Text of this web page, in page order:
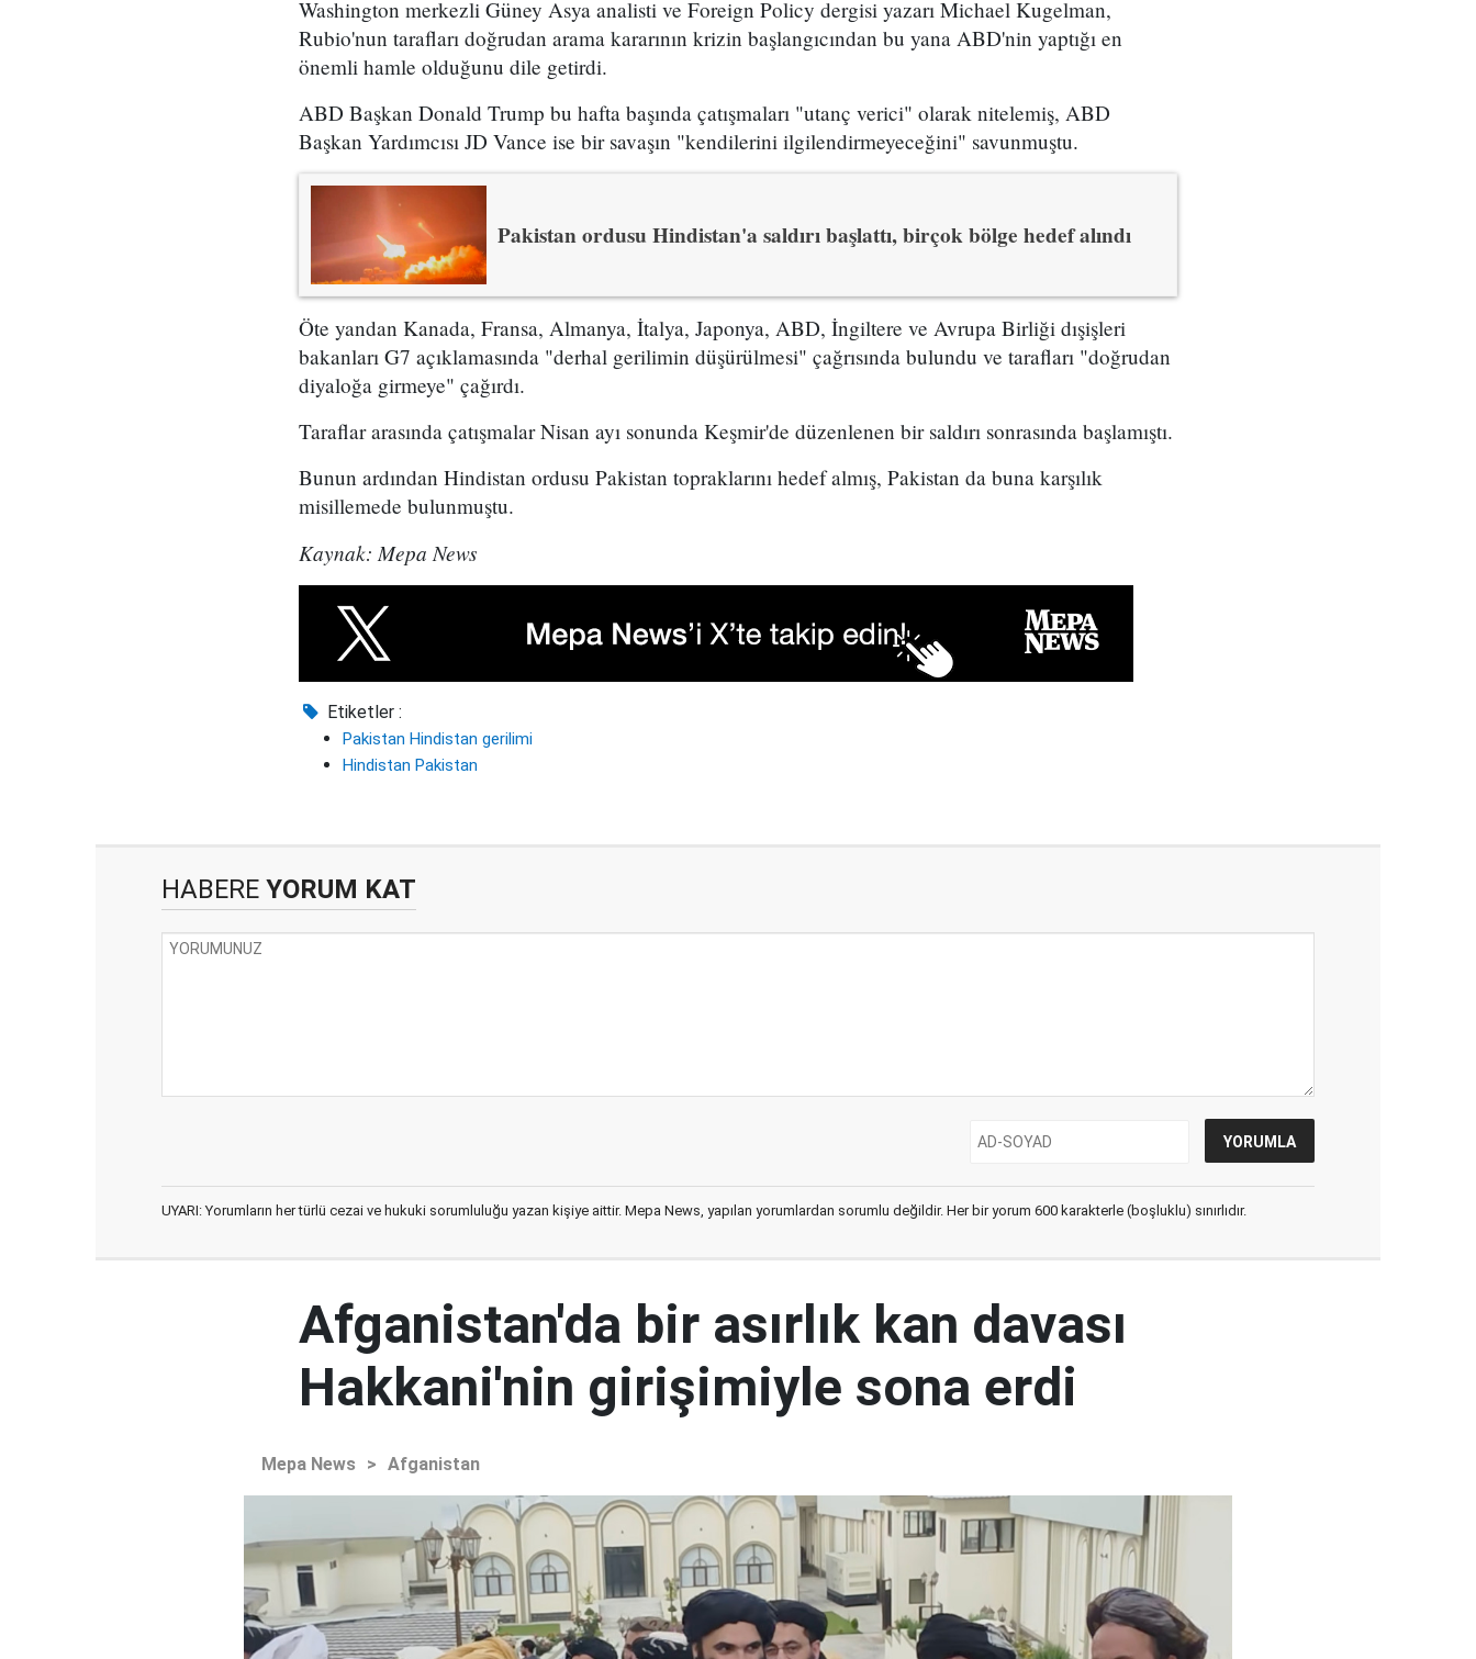
Washington merkezli Güney Asya analisti ve Foreign Policy dergisi yazarı Michael Kugelman,
Rubio'nun tarafları doğrudan arama kararının krizin başlangıcından bu yana ABD'nin yaptığı en
önemli hamle olduğunu dile getirdi.
ABD Başkan Donald Trump bu hafta başında çatışmaları "utanç verici" olarak nitelemiş, ABD
Başkan Yardımcısı JD Vance ise bir savaşın "kendilerini ilgilendirmeyeceğini" savunmuştu.
Pakistan ordusu Hindistan'a saldırı başlattı, birçok bölge hedef alındı
Öte yandan Kanada, Fransa, Almanya, İtalya, Japonya, ABD, İngiltere ve Avrupa Birliği dışişleri
bakanları G7 açıklamasında "derhal gerilimin düşürülmesi" çağrısında bulundu ve tarafları "doğrudan
diyaloğa girmeye" çağırdı.
Taraflar arasında çatışmalar Nisan ayı sonunda Keşmir'de düzenlenen bir saldırı sonrasında başlamıştı.
Bunun ardından Hindistan ordusu Pakistan topraklarını hedef almış, Pakistan da buna karşılık
misillemede bulunmuştu.
Kaynak: Mepa News
Etiketler :
Pakistan Hindistan gerilimi
Hindistan Pakistan
HABERE YORUM KAT
UYARI: Yorumların her türlü cezai ve hukuki sorumluluğu yazan kişiye aittir. Mepa News, yapılan yorumlardan sorumlu değildir. Her bir yorum 600 karakterle (boşluklu) sınırlıdır.
Afganistan'da bir asırlık kan davası
Hakkani'nin girişimiyle sona erdi
Mepa News > Afganistan